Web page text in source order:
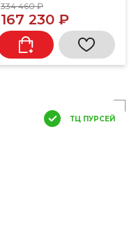
334 460 ₽
167 230 ₽
ТЦ ПУРСЕЙ